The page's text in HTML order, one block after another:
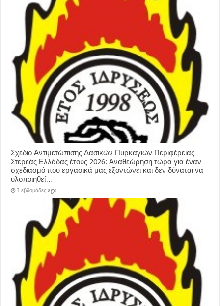
Σχέδιο Αντιμετώπισης Δασικών Πυρκαγιών Περιφέρειας
Στερεάς Ελλάδας έτους 2026: Αναθεώρηση τώρα για έναν
σχεδιασμό που εργασικά μας εξοντώνει και δεν δύναται να
υλοποιηθεί…
3 εβδομάδες ago